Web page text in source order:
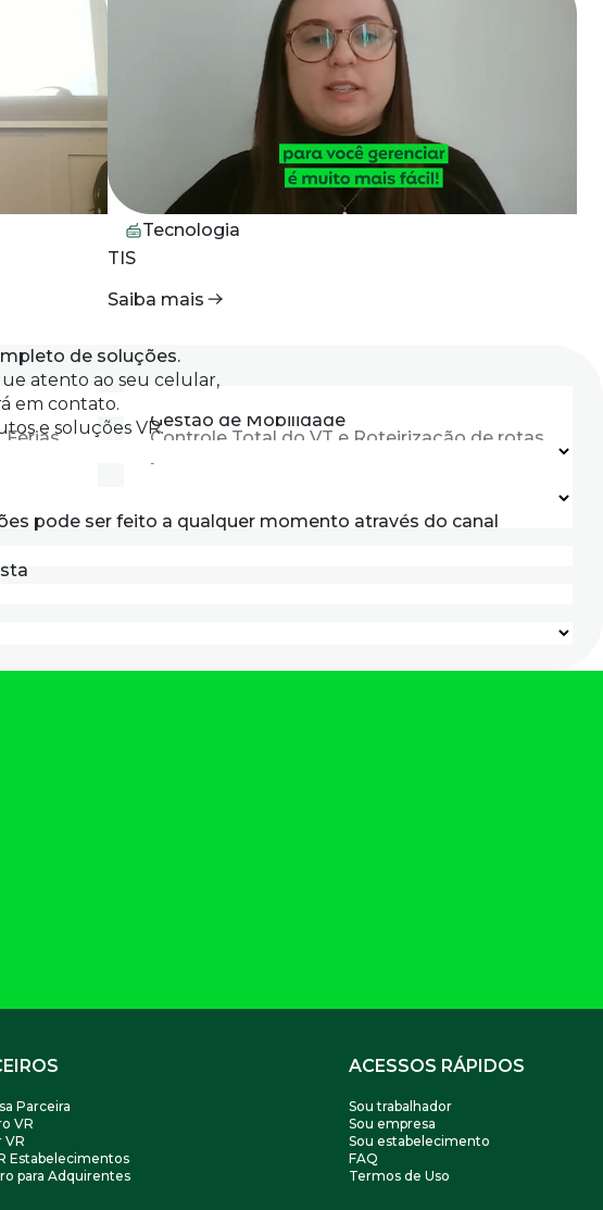
Tecnologia
TIS
Saiba mais
de soluções.
Férias
Gestão de Mobilidade
Controle Total do VT e Roteirização de rotas
pode ser feito a qualquer momento através do canal
atento ao seu celular,
em contato.
e soluções VR.
Parceira
VR
VR
Estabelecimentos
para Adquirentes
ACESSOS RÁPIDOS
Sou trabalhador
Sou empresa
Sou estabelecimento
FAQ
Termos de Uso